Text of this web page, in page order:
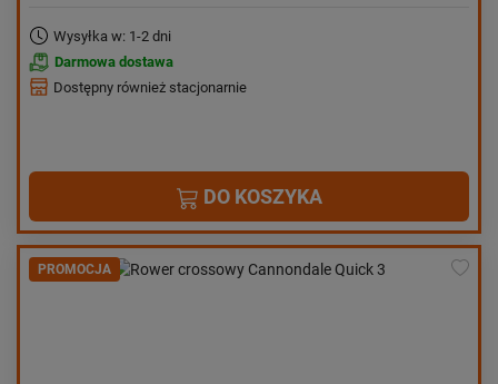
Wysyłka w: 1-2 dni
Darmowa dostawa
Dostępny również stacjonarnie
DO KOSZYKA
PROMOCJA